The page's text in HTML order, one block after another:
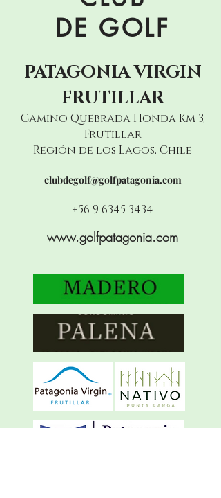
DE GOLF
PATAGONIAVIRGIN
FRUTILLAR
Camino Quebrada Honda Km 3,
Frutillar
Región de los Lagos, Chile
clubdegolf@golfpatagonia.com
+56 9 6345 3434
www.golfpatagonia.com